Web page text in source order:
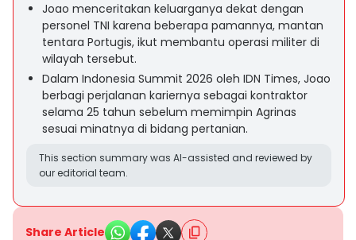
Joao menceritakan keluarganya dekat dengan
personel TNI karena beberapa pamannya, mantan
tentara Portugis, ikut membantu operasi militer di
wilayah tersebut.
Dalam Indonesia Summit 2026 oleh IDN Times, Joao
berbagi perjalanan kariernya sebagai kontraktor
selama 25 tahun sebelum memimpin Agrinas
sesuai minatnya di bidang pertanian.
This section summary was AI-assisted and reviewed by
our editorial team.
Share Article